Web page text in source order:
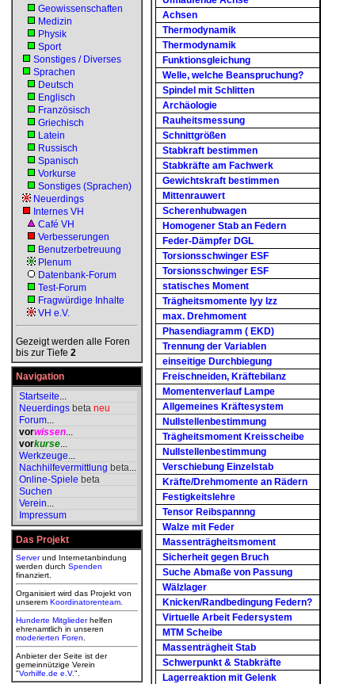
Geowissenschaften
Medizin
Physik
Sport
Sonstiges / Diverses
Sprachen
Deutsch
Englisch
Französisch
Griechisch
Latein
Russisch
Spanisch
Vorkurse
Sonstiges (Sprachen)
Neuerdings
Internes VH
Café VH
Verbesserungen
Benutzerbetreuung
Plenum
Datenbank-Forum
Test-Forum
Fragwürdige Inhalte
VH e.V.
Gezeigt werden alle Foren
bis zur Tiefe 2
Navigation
Startseite...
Neuerdings beta neu
Forum...
vorwissen...
vorkurse...
Werkzeuge...
Nachhilfevermittlung beta...
Online-Spiele beta
Suchen
Verein...
Impressum
Das Projekt
Serverund Internetanbindung
werden durch Spenden
finanziert.
Organisiert wird das Projekt von
unserem Koordinatorenteam
Hunderte Mitgliederhelfen
ehrenamtlich in unseren
moderierten Foren
Anbieter der Seite ist der
gemeinnützige Verein
"Vorhilfe.de e.V.".
Achsen
Thermodynamik
Thermodynamik
Funktionsgleichung
Welle, welche Beanspruchung?
Spindel mit Schlitten
Archäologie
Rauheitsmessung
Schnittgrößen
Stabkraft bestimmen
Stabkräfte am Fachwerk
Gewichtskraft bestimmen
Mittenrauwert
Scherenhubwagen
Homogener Stab an Federn
Feder-Dämpfer DGL
Torsionsschwinger ESF
Torsionsschwinger ESF
statisches Moment
Trägheitsmomente Iyy Izz
max. Drehmoment
Phasendiagramm ( EKD)
Trennung der Variablen
einseitige Durchbiegung
Freischneiden, Kräftebilanz
Momentenverlauf Lampe
Allgemeines Kräftesystem
Nullstellenbestimmung
Trägheitsmoment Kreisscheibe
Nullstellenbestimmung
Verschiebung Einzelstab
Kräfte/Drehmomente an Rädern
Festigkeitslehre
Tensor Reibspannng
Walze mit Feder
Massenträgheitsmoment
Sicherheit gegen Bruch
Suche Abmaße von Passung
Wälzlager
Knicken/Randbedingung Federn?
Virtuelle Arbeit Federsystem
MTM Scheibe
Massenträgheit Stab
Schwerpunkt & Stabkräfte
Lagerreaktion mit Gelenk